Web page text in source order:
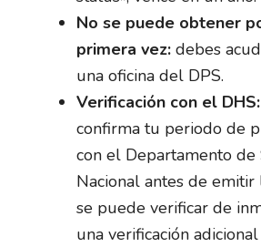
No se puede obtener
primera vez: debes
una oficina del DPS.
Verificación con el DHS:
confirma tu periodo de
con el Departamento de
Nacional antes de emitir
se puede verificar de
una verificación